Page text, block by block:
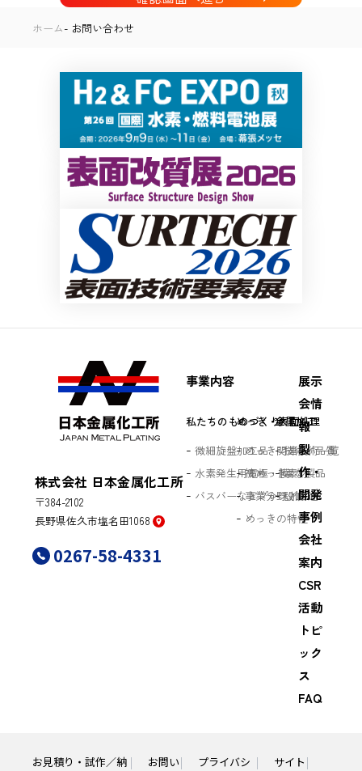
ホーム お問い合わせ
株式会社 日本金属化工所
〒384-2102
長野県佐久市塩名田1068
0267-58-4331
事業内容
私たちのものづくり
微細旋盤加工品
水素発生用電極・膜
バスバーなどプレス加工品
めっき・表面処理
めっき関連技術一覧
被めっき素材
事業分野／用途
めっきの特性
金属加工
技術／品質
主な製品
設備
展示
会情
報
製
作・
開発
事例
会社
案内
CSR
活動
トピ
ック
ス
FAQ
お見積り・試作／納 お問い プライバシ サイト